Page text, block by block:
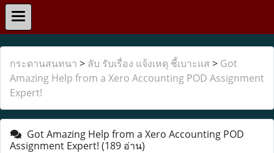
กระดานสนทนา > ลับ รับเรื่อง แจ้งเหตุ ชี้เบาะแส > Got
Amazing Help from a Xero Accounting POD Assignment
Expert!
Got Amazing Help from a Xero Accounting POD
Assignment Expert! (189 อ่าน)